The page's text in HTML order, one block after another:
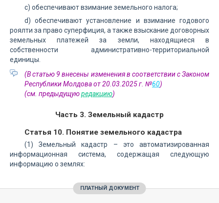
с) обеспечивают взимание земельного налога;
d) обеспечивают установление и взимание годового
роялти за право суперфиция, а также взыскание договорных
земельных платежей за земли, находящиеся в
собственности административно-территориальной
единицы.
(В статью 9 внесены изменения в соответствии с Законом
Республики Молдова от 20.03.2025 г. №60)
(см. предыдущуюредакцию)
Часть 3. Земельный кадастр
Статья 10. Понятие земельного кадастра
(1) Земельный кадастр – это автоматизированная
информационная система, содержащая следующую
информацию о землях:
ПЛАТНЫЙ ДОКУМЕНТ